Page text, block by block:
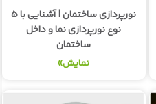
نورپردازی ساختمان | آشنایی با ۵
نوع نورپردازی نما و داخل
ساختمان
نمایش»